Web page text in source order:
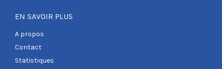
EN SAVOIR PLUS
A propos
Contact
Statistiques